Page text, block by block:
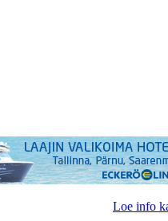
Loe info